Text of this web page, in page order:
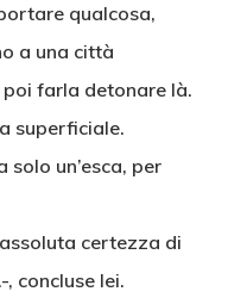
qualcosa,
a una città
farla detonare là.
superficiale.
un’esca, per
certezza di
concluse lei.